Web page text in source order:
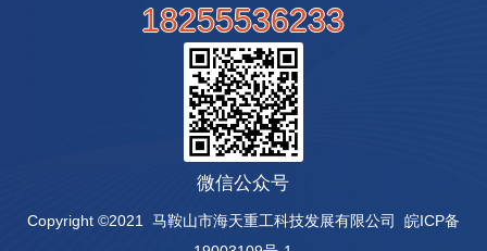
18255536233
微信公众号
Copyright ©2021 马鞍山市海天重工科技发展有限公司 皖ICP备